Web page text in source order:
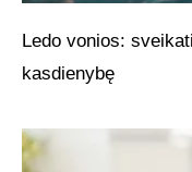
Ledo vonios:
kasdienybę